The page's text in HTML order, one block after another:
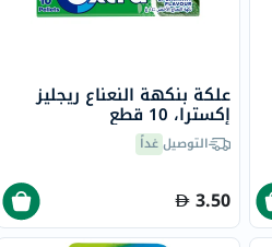
علكة بنكهة النعناع ريجليز
إكسترا، 10 قطع
التوصيلغداً
3.50